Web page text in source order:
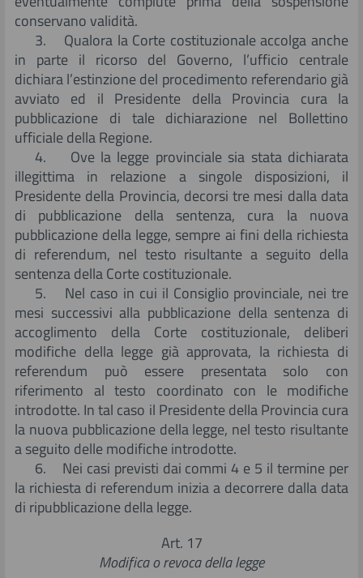
conservano validità.
3. Qualora la Corte costituzionale accolga anche
in parte il ricorso del Governo, l’ufficio centrale
dichiara l’estinzione del procedimento referendario già
avviato ed il Presidente della Provincia cura la
pubblicazione di tale dichiarazione nel Bollettino
ufficiale della Regione.
4. Ove la legge provinciale sia stata dichiarata
illegittima in relazione a singole disposizioni, il
Presidente della Provincia, decorsi tre mesi dalla data
di pubblicazione della sentenza, cura la nuova
pubblicazione della legge, sempre ai fini della richiesta
di referendum, nel testo risultante a seguito della
sentenza della Corte costituzionale.
5. Nel caso in cui il Consiglio provinciale, nei tre
mesi successivi alla pubblicazione della sentenza di
accoglimento della Corte costituzionale, deliberi
modifiche della legge già approvata, la richiesta di
referendum può essere presentata solo con
riferimento al testo coordinato con le modifiche
introdotte. In tal caso il Presidente della Provincia cura
la nuova pubblicazione della legge, nel testo risultante
a seguito delle modifiche introdotte.
6. Nei casi previsti dai commi 4 e 5 il termine per
la richiesta di referendum inizia a decorrere dalla data
di ripubblicazione della legge.
Art. 17
Modifica o revoca della legge